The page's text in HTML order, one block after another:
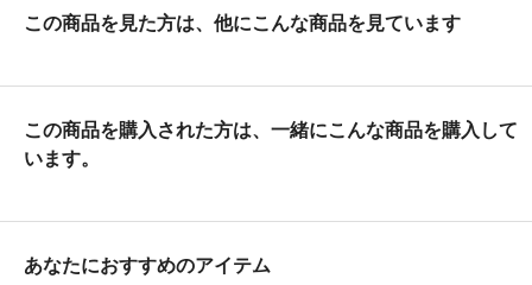
この商品を見た方は、他にこんな商品を見ています
この商品を購入された方は、一緒にこんな商品を購入して
います。
あなたにおすすめのアイテム